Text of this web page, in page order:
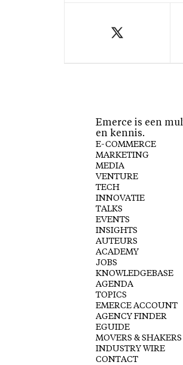
Emerce is een
en kennis.
E-COMMERCE
MARKETING
MEDIA
VENTURE
TECH
INNOVATIE
TALKS
EVENTS
INSIGHTS
AUTEURS
ACADEMY
JOBS
KNOWLEDGEBASE
AGENDA
TOPICS
EMERCE ACCOUNT
AGENCY FINDER
EGUIDE
MOVERS & SHAKERS
INDUSTRY WIRE
CONTACT